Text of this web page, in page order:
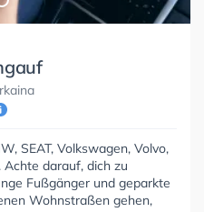
SEAT, Volkswagen, Volvo,
Achte darauf, dich zu
Fußgänger und geparkte
Wohnstraßen gehen,